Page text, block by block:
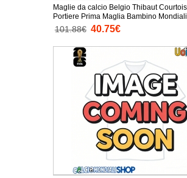
Maglie da calcio Belgio Thibaut
Portiere Prima Maglia Bambino
Manica Corta + Pantaloni corti)
101.88€ 40.75€